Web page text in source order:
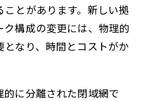
とがあります。新しい拠
構成の変更には、物理的
なり、時間とコストがか
に分離された閉域網で